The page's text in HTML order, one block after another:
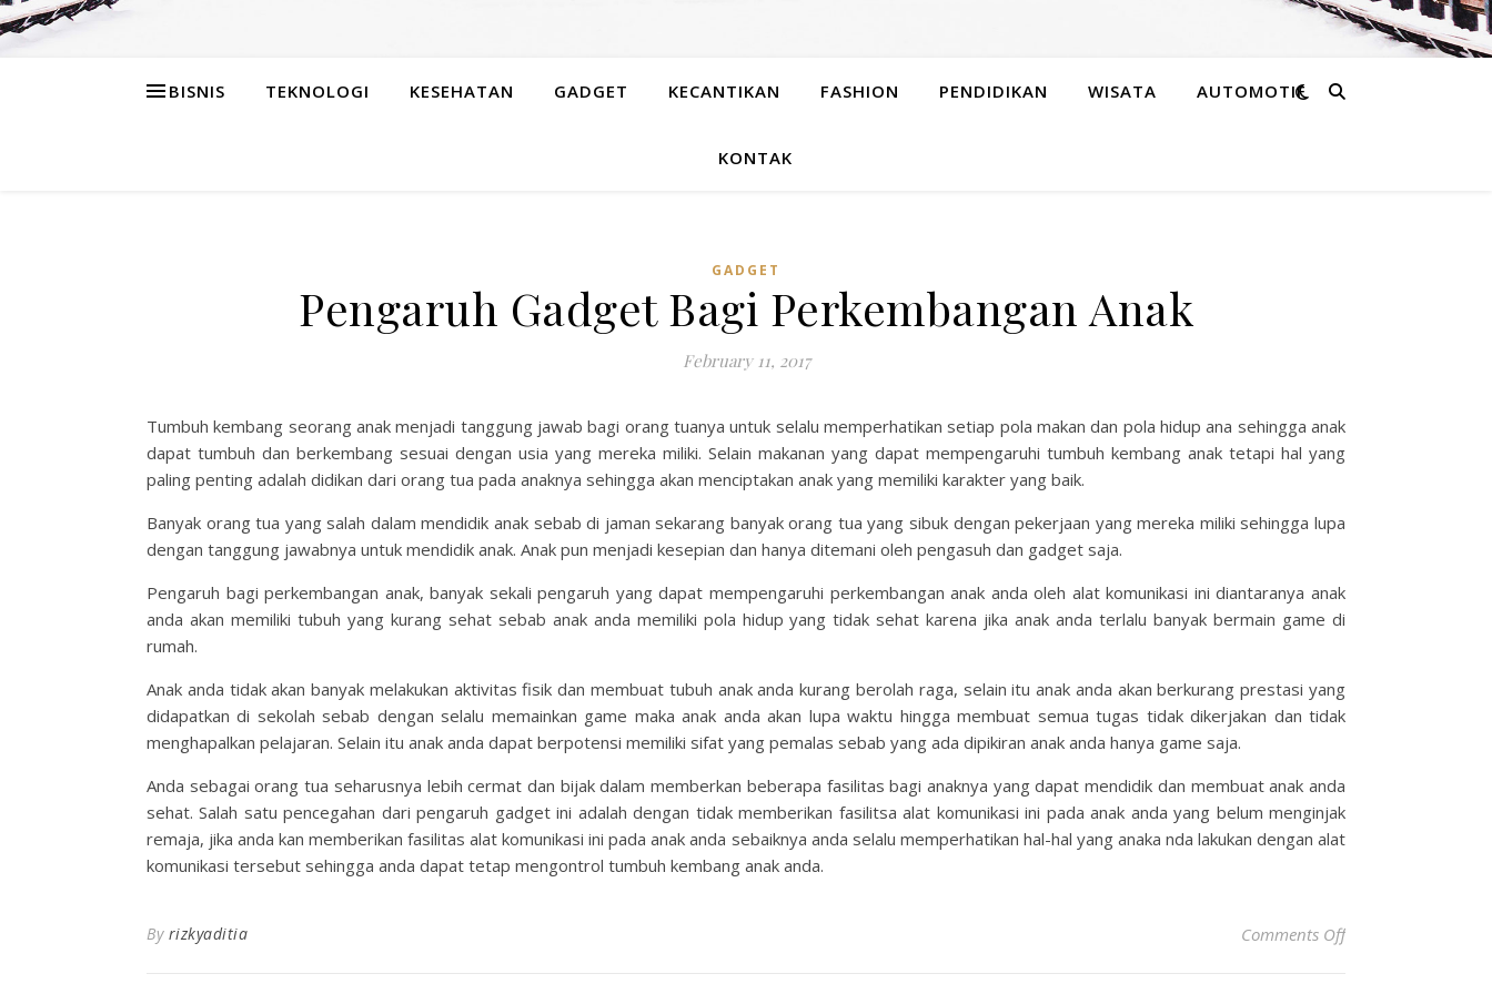
BISNIS TEKNOLOGI KESEHATAN GADGET KECANTIKAN FASHION PENDIDIKAN WISATA AUTOMOTIF
KONTAK
GADGET
Pengaruh Gadget Bagi Perkembangan Anak
February 11, 2017
Tumbuh kembang seorang anak menjadi tanggung jawab bagi orang tuanya untuk selalu memperhatikan setiap pola makan dan pola hidup ana sehingga anak
dapat tumbuh dan berkembang sesuai dengan usia yang mereka miliki. Selain makanan yang dapat mempengaruhi tumbuh kembang anak tetapi hal yang
paling penting adalah didikan dari orang tua pada anaknya sehingga akan menciptakan anak yang memiliki karakter yang baik.
Banyak orang tua yang salah dalam mendidik anak sebab di jaman sekarang banyak orang tua yang sibuk dengan pekerjaan yang mereka miliki sehingga lupa
dengan tanggung jawabnya untuk mendidik anak. Anak pun menjadi kesepian dan hanya ditemani oleh pengasuh dan gadget saja.
Pengaruh bagi perkembangan anak, banyak sekali pengaruh yang dapat mempengaruhi perkembangan anak anda oleh alat komunikasi ini diantaranya anak
anda akan memiliki tubuh yang kurang sehat sebab anak anda memiliki pola hidup yang tidak sehat karena jika anak anda terlalu banyak bermain game di
rumah.
Anak anda tidak akan banyak melakukan aktivitas fisik dan membuat tubuh anak anda kurang berolah raga, selain itu anak anda akan berkurang prestasi yang
didapatkan di sekolah sebab dengan selalu memainkan game maka anak anda akan lupa waktu hingga membuat semua tugas tidak dikerjakan dan tidak
menghapalkan pelajaran. Selain itu anak anda dapat berpotensi memiliki sifat yang pemalas sebab yang ada dipikiran anak anda hanya game saja.
Anda sebagai orang tua seharusnya lebih cermat dan bijak dalam memberkan beberapa fasilitas bagi anaknya yang dapat mendidik dan membuat anak anda
sehat. Salah satu pencegahan dari pengaruh gadget ini adalah dengan tidak memberikan fasilitsa alat komunikasi ini pada anak anda yang belum menginjak
remaja, jika anda kan memberikan fasilitas alat komunikasi ini pada anak anda sebaiknya anda selalu memperhatikan hal-hal yang anaka nda lakukan dengan alat
komunikasi tersebut sehingga anda dapat tetap mengontrol tumbuh kembang anak anda.
By rizkyaditia Comments Offon Pengaruh